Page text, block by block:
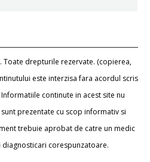
Toate drepturile rezervate. (copierea,
este interzisa fara acordul scris
continute in acest site nu
prezentate cu scop informativ si
trebuie aprobat de catre un medic
diagnosticari corespunzatoare.